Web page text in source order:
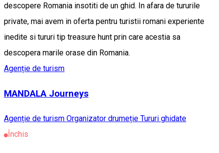
descopere Romania insotiti de un ghid. In afara de tururile
private, mai avem in oferta pentru turistii romani experiente
inedite si tururi tip treasure hunt prin care acestia sa
descopera marile orase din Romania.
Agenție de turism
MANDALA Journeys
Agenție de turism Organizator drumeție Tururi ghidate
Închis